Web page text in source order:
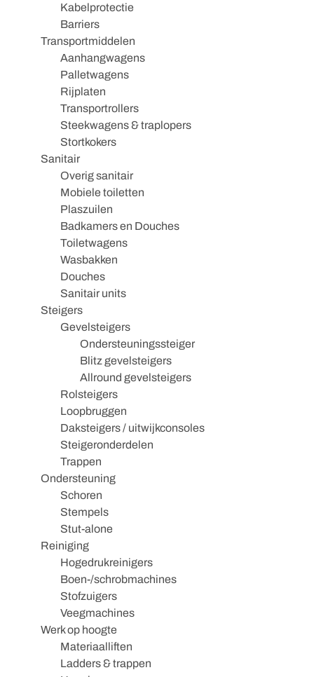
Kabelprotectie
Barriers
Transportmiddelen
Aanhangwagens
Palletwagens
Rijplaten
Transportrollers
Steekwagens & traplopers
Stortkokers
Sanitair
Overig sanitair
Mobiele toiletten
Plaszuilen
Badkamers en Douches
Toiletwagens
Wasbakken
Douches
Sanitair units
Steigers
Gevelsteigers
Ondersteuningssteiger
Blitz gevelsteigers
Allround gevelsteigers
Rolsteigers
Loopbruggen
Daksteigers / uitwijkconsoles
Steigeronderdelen
Trappen
Ondersteuning
Schoren
Stempels
Stut-alone
Reiniging
Hogedrukreinigers
Boen-/schrobmachines
Stofzuigers
Veegmachines
Werk op hoogte
Materiaalliften
Ladders & trappen